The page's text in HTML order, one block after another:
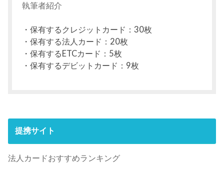
執筆者紹介
・保有するクレジットカード：30枚
・保有する法人カード：20枚
・保有するETCカード：5枚
・保有するデビットカード：9枚
提携サイト
法人カードおすすめランキング